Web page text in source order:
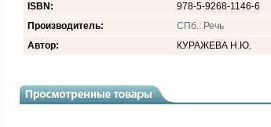
ISBN:
978-5-9268-1146-6
Производитель:
СПб.: Речь
Автор:
КУРАЖЕВА Н.Ю.